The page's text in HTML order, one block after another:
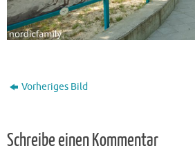
Vorheriges Bild
Schreibe einen Kommentar